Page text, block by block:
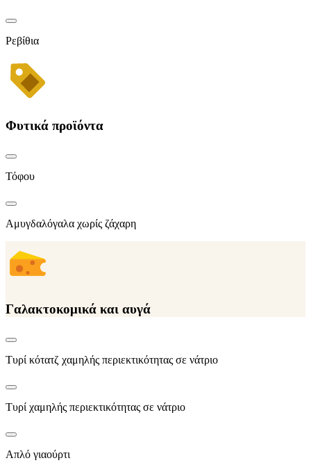
Ρεβίθια
Φυτικά προϊόντα
Τόφου
Αμυγδαλόγαλα χωρίς ζάχαρη
Γαλακτοκομικά και αυγά
Τυρί κότατζ χαμηλής περιεκτικότητας σε νάτριο
Τυρί χαμηλής περιεκτικότητας σε νάτριο
Απλό γιαούρτι